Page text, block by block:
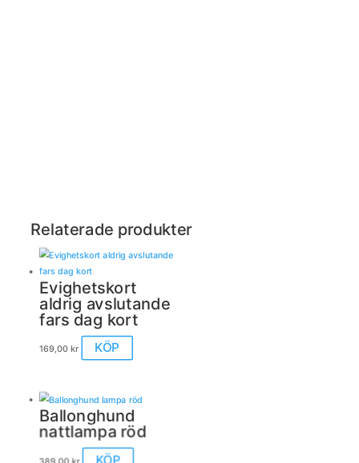
Relaterade produkter
Evighetskort
aldrig avslutande
fars dag kort
169,00 kr KÖP
Ballonghund
nattlampa röd
389,00 kr KÖP